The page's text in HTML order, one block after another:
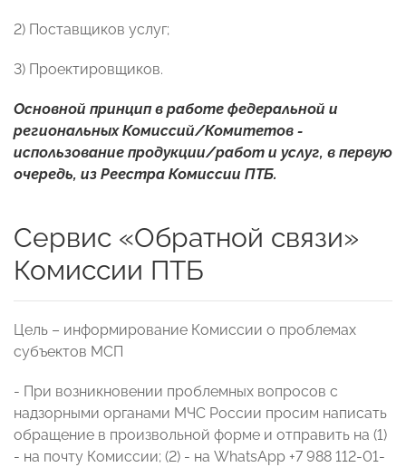
2) Поставщиков услуг;
3) Проектировщиков.
Основной принцип в работе федеральной и
региональных Комиссий/Комитетов -
использование продукции/работ и услуг, в первую
очередь, из Реестра Комиссии ПТБ.
Сервис «Обратной связи»
Комиссии ПТБ
Цель – информирование Комиссии о проблемах
субъектов МСП
- При возникновении проблемных вопросов с
надзорными органами МЧС России просим написать
обращение в произвольной форме и отправить на (1)
- на почту Комиссии; (2) - на WhatsApp +7 988 112-01-